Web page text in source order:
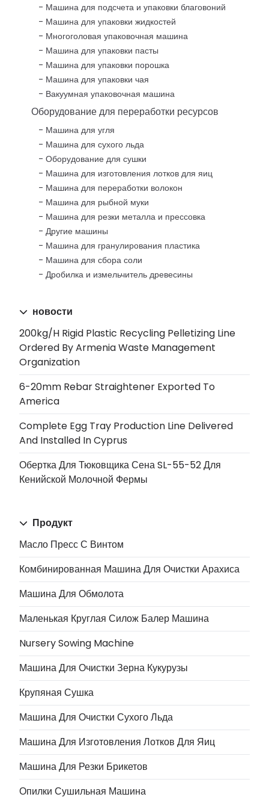
Машина для подсчета и упаковки благовоний
Машина для упаковки жидкостей
Многоголовая упаковочная машина
Машина для упаковки пасты
Машина для упаковки порошка
Машина для упаковки чая
Вакуумная упаковочная машина
Оборудование для переработки ресурсов
Машина для угля
Машина для сухого льда
Оборудование для сушки
Машина для изготовления лотков для яиц
Машина для переработки волокон
Машина для рыбной муки
Машина для резки металла и прессовка
Другие машины
Машина для гранулирования пластика
Машина для сбора соли
Дробилка и измельчитель древесины
новости
200kg/h Rigid Plastic Recycling Pelletizing Line
Ordered By Armenia Waste Management
Organization
6-20mm Rebar Straightener Exported To
America
Complete Egg Tray Production Line Delivered
And Installed In Cyprus
Обертка Для Тюковщика Сена SL-55-52 Для
Кенийской Молочной Фермы
Продукт
Масло Пресс С Винтом
Комбинированная Машина Для Очистки Арахиса
Машина Для Обмолота
Маленькая Круглая Силож Балер Машина
Nursery Sowing Machine
Машина Для Очистки Зерна Кукурузы
Крупяная Сушка
Машина Для Очистки Сухого Льда
Машина Для Изготовления Лотков Для Яиц
Машина Для Резки Брикетов
Опилки Сушильная Машина